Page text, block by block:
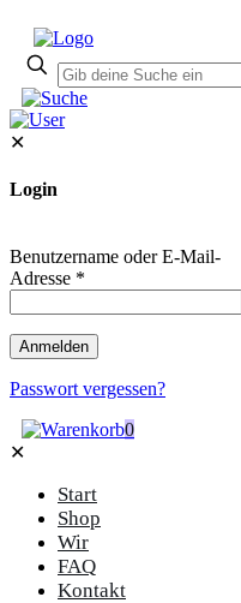
✕
Login
Benutzername oder E-Mail-
Adresse *
Anmelden
Passwort vergessen?
0
✕
Start
Shop
Wir
FAQ
Kontakt